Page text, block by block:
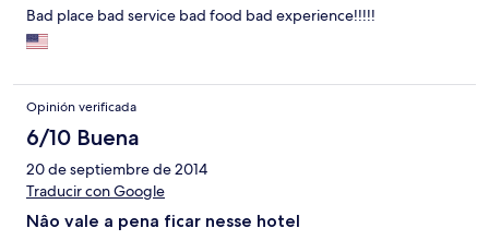
Bad place bad service bad food bad experience!!!!!
Opinión verificada
6/10 Buena
20 de septiembre de 2014
Traducir con Google
Nâo vale a pena ficar nesse hotel